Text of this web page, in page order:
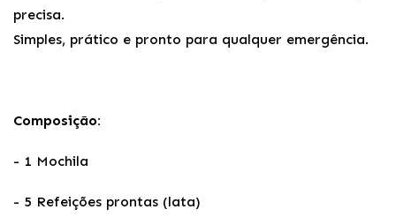
precisa.
Simples, prático e pronto para qualquer emergência.
Composição:
- 1 Mochila
- 5 Refeições prontas (lata)